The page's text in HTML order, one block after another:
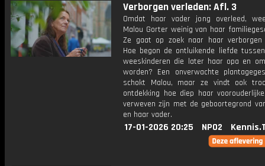
Verborgen verleden: Afl. 3
Omdat haar vader jong overleed,
Malou Gorter weinig van haar
Ze gaat op zoek naar haar verborgen
Hoe begon de ontluikende liefde
weeskinderen die later haar opa en
worden? Een onverwachte
schokt Malou, maar ze vindt ook
ontdekking hoe diep haar
verweven zijn met de geboortegrond
en haar vader.
17-01-2026 20:25 NPO2